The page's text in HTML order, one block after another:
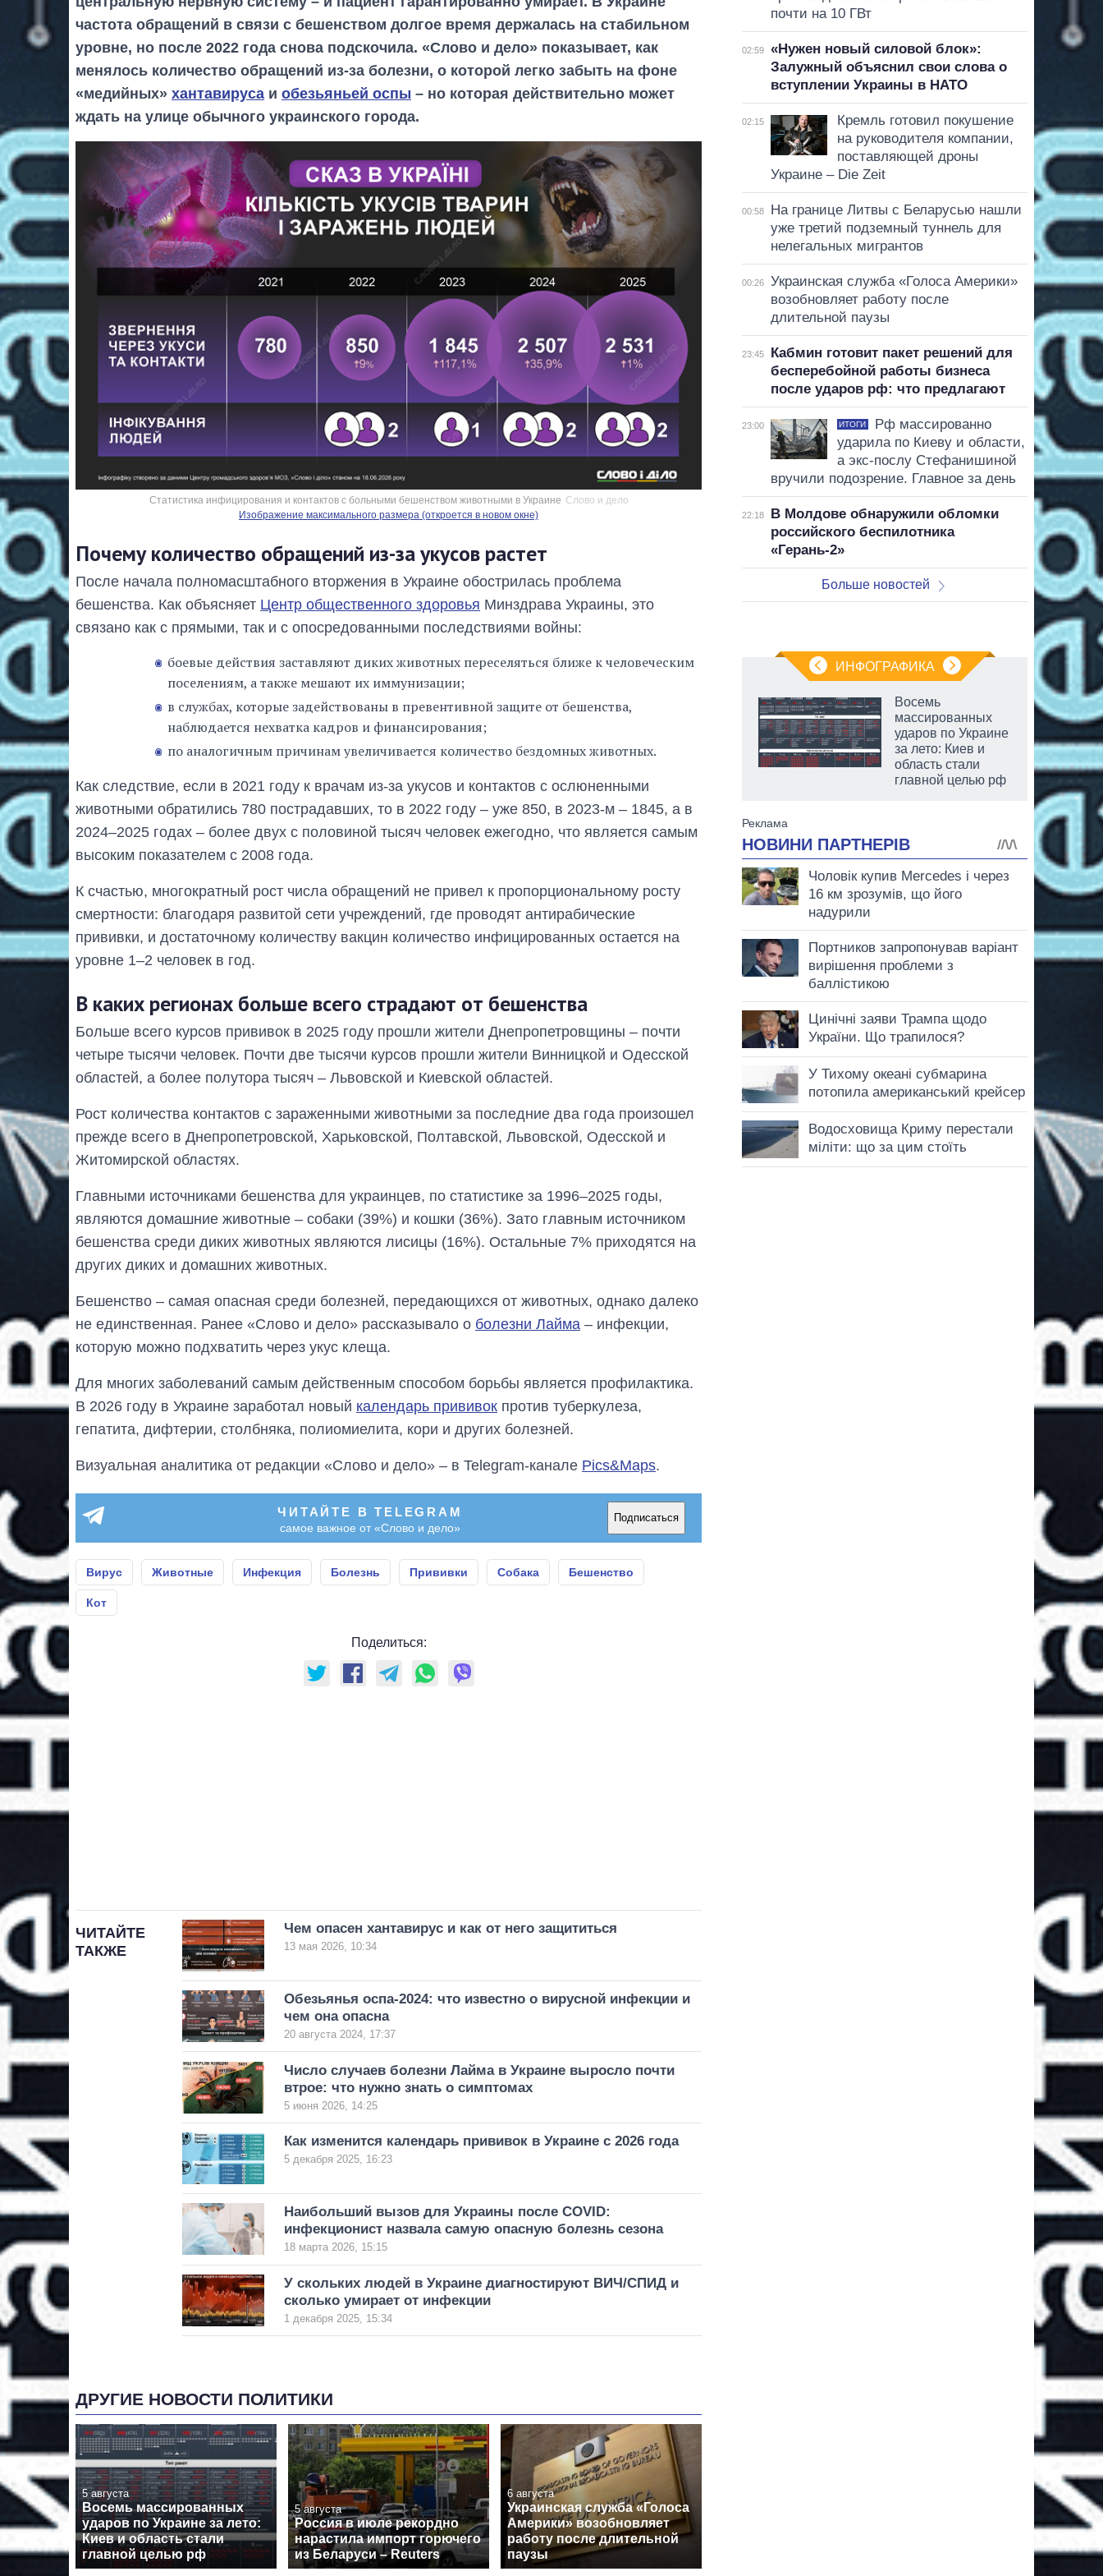
частота обращений в связи с бешенством долгое время держалась на стабильном
уровне, но после 2022 года снова подскочила. «Слово и дело» показывает, как
менялось количество обращений из-за болезни, о которой легко забыть на фоне
«медийных» хантавируса и обезьяньей оспы – но которая действительно может
ждать на улице обычного украинского города.
Статистика инфицирования и контактов с больными бешенством животными в Украине Слово и дело
Изображение максимального размера (откроется в новом окне)
Почему количество обращений из-за укусов растет
После начала полномасштабного вторжения в Украине обострилась проблема
бешенства. Как объясняет Центр общественного здоровья Минздрава Украины, это
связано как с прямыми, так и с опосредованными последствиями войны:
боевые действия заставляют диких животных переселяться ближе к человеческим
поселениям, а также мешают их иммунизации;
в службах, которые задействованы в превентивной защите от бешенства,
наблюдается нехватка кадров и финансирования;
по аналогичным причинам увеличивается количество бездомных животных.
Как следствие, если в 2021 году к врачам из-за укусов и контактов с ослюненными
животными обратились 780 пострадавших, то в 2022 году – уже 850, в 2023-м – 1845, а в
2024–2025 годах – более двух с половиной тысяч человек ежегодно, что является самым
высоким показателем с 2008 года.
К счастью, многократный рост числа обращений не привел к пропорциональному росту
смертности: благодаря развитой сети учреждений, где проводят антирабические
прививки, и достаточному количеству вакцин количество инфицированных остается на
уровне 1–2 человек в год.
В каких регионах больше всего страдают от бешенства
Больше всего курсов прививок в 2025 году прошли жители Днепропетровщины – почти
четыре тысячи человек. Почти две тысячи курсов прошли жители Винницкой и Одесской
областей, а более полутора тысяч – Львовской и Киевской областей.
Рост количества контактов с зараженными животными за последние два года произошел
прежде всего в Днепропетровской, Харьковской, Полтавской, Львовской, Одесской и
Житомирской областях.
Главными источниками бешенства для украинцев, по статистике за 1996–2025 годы,
являются домашние животные – собаки (39%) и кошки (36%). Зато главным источником
бешенства среди диких животных являются лисицы (16%). Остальные 7% приходятся на
других диких и домашних животных.
Бешенство – самая опасная среди болезней, передающихся от животных, однако далеко
не единственная. Ранее «Слово и дело» рассказывало о болезни Лайма – инфекции,
которую можно подхватить через укус клеща.
Для многих заболеваний самым действенным способом борьбы является профилактика.
В 2026 году в Украине заработал новый календарь прививок против туберкулеза,
гепатита, дифтерии, столбняка, полиомиелита, кори и других болезней.
Визуальная аналитика от редакции «Слово и дело» – в Telegram-канале Pics&Maps.
ЧИТАЙТЕ В TELEGRAM
самое важное от «Слово и дело»
Подписаться
Вирус Животные Инфекция Болезнь Прививки Собака Бешенство
Кот
Поделиться:
ЧИТАЙТЕ
ТАКЖЕ
Чем опасен хантавирус и как от него защититься
13 мая 2026, 10:34
Обезьянья оспа-2024: что известно о вирусной инфекции и
чем она опасна
20 августа 2024, 17:37
Число случаев болезни Лайма в Украине выросло почти
втрое: что нужно знать о симптомах
5 июня 2026, 14:25
Как изменится календарь прививок в Украине с 2026 года
5 декабря 2025, 16:23
Наибольший вызов для Украины после COVID:
инфекционист назвала самую опасную болезнь сезона
18 марта 2026, 15:15
У скольких людей в Украине диагностируют ВИЧ/СПИД и
сколько умирает от инфекции
1 декабря 2025, 15:34
ДРУГИЕ НОВОСТИ ПОЛИТИКИ
5 августа
Восемь массированных
ударов по Украине за лето:
Киев и область стали
главной целью рф
5 августа
Россия в июле рекордно
нарастила импорт горючего
из Беларуси – Reuters
6 августа
Украинская служба «Голоса
Америки» возобновляет
работу после длительной
паузы
почти на 10 ГВт
02:59
«Нужен новый силовой блок»:
Залужный объяснил свои слова о
вступлении Украины в НАТО
02:15
Кремль готовил покушение
на руководителя компании,
поставляющей дроны
Украине – Die Zeit
00:58
На границе Литвы с Беларусью нашли
уже третий подземный туннель для
нелегальных мигрантов
00:26
Украинская служба «Голоса Америки»
возобновляет работу после
длительной паузы
23:45
Кабмин готовит пакет решений для
бесперебойной работы бизнеса
после ударов рф: что предлагают
23:00 ИТОГИ
Рф массированно
ударила по Киеву и области,
а экс-послу Стефанишиной
вручили подозрение. Главное за день
22:18
В Молдове обнаружили обломки
российского беспилотника
«Герань-2»
Больше новостей
ИНФОГРАФИКА
Экономика ИИ-
гигантов: сколько
зарабатывают
Восемь
массированных
ударов по Украине
за лето: Киев и
область стали
главной целью рф